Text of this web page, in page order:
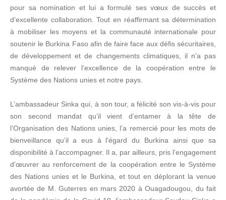
pour sa nomination et lui a formulé ses vœux de succès et
d’excellente collaboration. Tout en réaffirmant sa détermination
à mobiliser les moyens et la communauté internationale pour
soutenir le Burkina Faso afin de faire face aux défis sécuritaires,
de développement et de changements climatiques, il n’a pas
manqué de relever l’excellence de la coopération entre le
Système des Nations unies et notre pays.
L’ambassadeur Sinka qui, à son tour, a félicité son vis-à-vis pour
son second mandat qu’il vient d’entamer à la tête de
l’Organisation des Nations unies, l’a remercié pour les mots de
bienveillance qu’il a eus à l’égard du Burkina ainsi que sa
disponibilité à l’accompagner. Il a, par ailleurs, pris l’engagement
d’œuvrer au renforcement de la coopération entre le Système
des Nations unies et le Burkina, et tout en déplorant la venue
avortée de M. Guterres en mars 2020 à Ouagadougou, du fait